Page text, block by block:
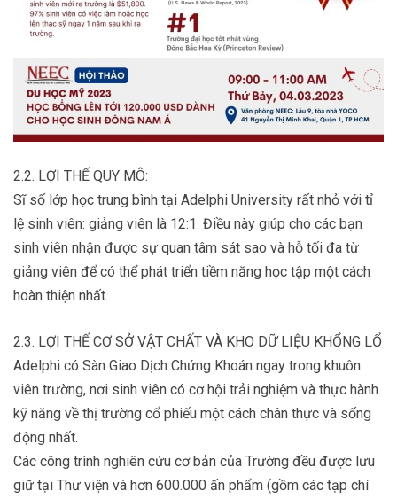
2.2. LỢI THẾ QUY MÔ:
Sĩ số lớp học trung bình tại Adelphi University rất nhỏ với tỉ
lệ sinh viên: giảng viên là 12:1. Điều này giúp cho các bạn
sinh viên nhận được sự quan tâm sát sao và hỗ tối đa từ
giảng viên để có thể phát triển tiềm năng học tập một cách
hoàn thiện nhất.
2.3. LỢI THẾ CƠ SỞ VẬT CHẤT VÀ KHO DỮ LIỆU KHỔNG LỔ
Adelphi có Sàn Giao Dịch Chứng Khoán ngay trong khuôn
viên trường, nơi sinh viên có cơ hội trải nghiệm và thực hành
kỹ năng về thị trường cổ phiếu một cách chân thực và sống
động nhất.
Các công trình nghiên cứu cơ bản của Trường đều được lưu
giữ tại Thư viện và hơn 600.000 ấn phẩm (gồm các tạp chí